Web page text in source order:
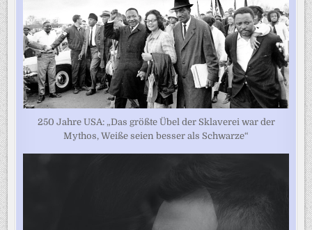
250 Jahre USA: „Das größte Übel der Sklaverei war der
Mythos, Weiße seien besser als Schwarze“